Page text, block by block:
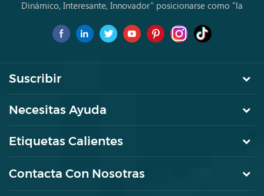
Dinámico, Interesante, Innovador” posicionarse como "la
por primera vez.
Suscribir
Necesitas Ayuda
Etiquetas Calientes
Contacta Con Nosotras